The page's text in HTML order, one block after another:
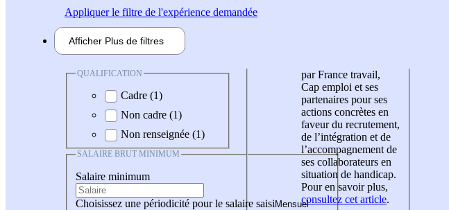
Appliquerle filtre de l'expérience demandée
Afficher Plus de filtres
QUALIFICATION
Cadre (1)
Non cadre (1)
Non renseignée (1)
SALAIRE BRUT MINIMUM
Salaire minimum
Choisissez une périodicité pour le salaire saisi
par France travail,
Cap emploi et ses
partenaires pour ses
actions concrètes en
faveur du recrutement,
de l’intégration et de
l’accompagnement de
ses collaborateurs en
situation de handicap.
Pour en savoir plus,
consultez cet article.